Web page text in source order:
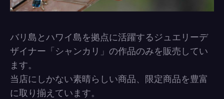
バリ島とハワイ島を拠点に活躍するジュエリーデ
ザイナー「シャンカリ」の作品のみを販売してい
ます。
当店にしかない素晴らしい商品、限定商品を豊富
に取り揃えています。